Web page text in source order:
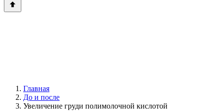
Главная
До и после
Увеличение груди полимолочной кислотой